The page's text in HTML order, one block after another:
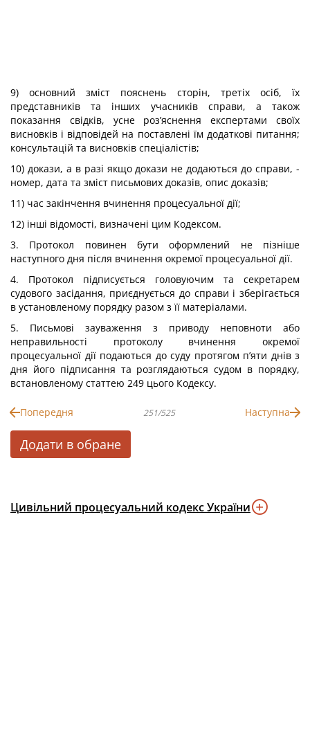
9) основний зміст пояснень сторін, третіх осіб, їх
представників та інших учасників справи, а також
показання свідків, усне роз’яснення експертами своїх
висновків і відповідей на поставлені їм додаткові питання;
консультацій та висновків спеціалістів;
10) докази, а в разі якщо докази не додаються до справи, -
номер, дата та зміст письмових доказів, опис доказів;
11) час закінчення вчинення процесуальної дії;
12) інші відомості, визначені цим Кодексом.
3. Протокол повинен бути оформлений не пізніше
наступного дня після вчинення окремої процесуальної дії.
4. Протокол підписується головуючим та секретарем
судового засідання, приєднується до справи і зберігається
в установленому порядку разом з її матеріалами.
5. Письмові зауваження з приводу неповноти або
неправильності протоколу вчинення окремої
процесуальної дії подаються до суду протягом п’яти днів з
дня його підписання та розглядаються судом в порядку,
встановленому статтею 249 цього Кодексу.
Попередня 251/525 Наступна
Додати в обране
Цивільний процесуальний кодекс України